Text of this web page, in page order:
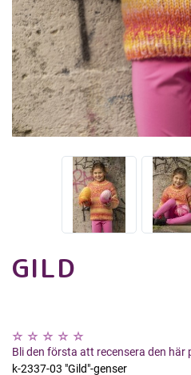
GILD
Bli den första att recensera den här
k-2337-03 "Gild"-genser